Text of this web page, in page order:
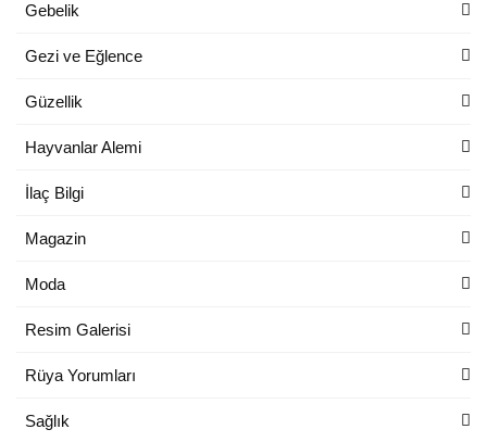
Gebelik
Gezi ve Eğlence
Güzellik
Hayvanlar Alemi
İlaç Bilgi
Magazin
Moda
Resim Galerisi
Rüya Yorumları
Sağlık